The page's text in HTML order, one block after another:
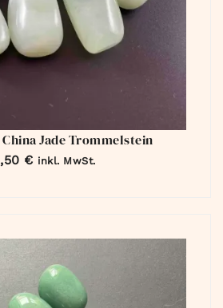
Jade Trommelstein
€ inkl. MwSt.